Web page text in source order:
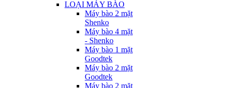
LOẠI MÁY BÀO
Máy bào 2 mặt
Shenko
Máy bào 4 mặt
- Shenko
Máy bào 1 mặt
Goodtek
Máy bào 2 mặt
Goodtek
Máy bào 2 mặt